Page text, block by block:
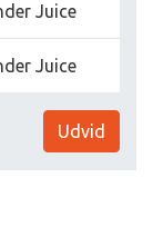
Juice
Juice
Udvid